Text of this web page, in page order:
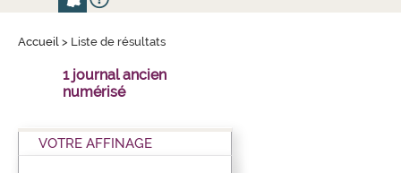
Accueil > Liste de résultats
1 journal ancien
numérisé
VOTRE AFFINAGE